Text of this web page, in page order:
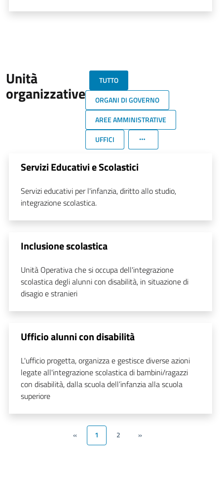
Unità
organizzative
TUTTO
ORGANI DI GOVERNO
AREE AMMINISTRATIVE
UFFICI
Servizi Educativi e Scolastici
Servizi educativi per l'infanzia, diritto allo studio,
integrazione scolastica.
Inclusione scolastica
Unità Operativa che si occupa dell'integrazione
scolastica degli alunni con disabilità, in situazione di
disagio e stranieri
Ufficio alunni con disabilità
L'ufficio progetta, organizza e gestisce diverse azioni
legate all'integrazione scolastica di bambini/ragazzi
con disabilità, dalla scuola dell’infanzia alla scuola
superiore
« 1 2 »